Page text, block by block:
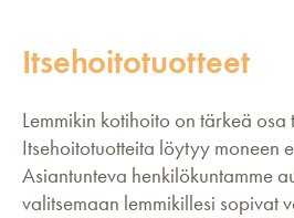
Itsehoitotuotteet
Lemmikin kotihoito on tärkeä
Itsehoitotuotteita löytyy moneen
Asiantunteva henkilökuntamme
valitsemaan lemmikillesi sopivat